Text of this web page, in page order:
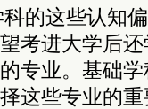
的这些认知
考进大学后
专业。基础
这些专业的